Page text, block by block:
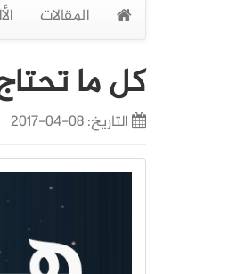
المقالات
كل ما
التاريخ:08-04-2017